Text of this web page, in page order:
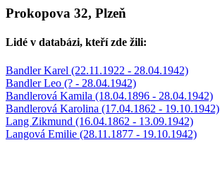
Prokopova 32, Plzeň
Lidé v databázi, kteří zde žili:
Bandler Karel (22.11.1922 - 28.04.1942)
Bandler Leo (? - 28.04.1942)
Bandlerová Kamila (18.04.1896 - 28.04.1942)
Bandlerová Karolina (17.04.1862 - 19.10.1942)
Lang Zikmund (16.04.1862 - 13.09.1942)
Langová Emilie (28.11.1877 - 19.10.1942)